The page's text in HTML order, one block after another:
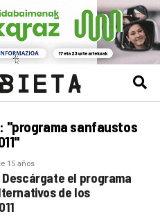
"programa sanfaustos
15 años
Descárgate el programa
de los